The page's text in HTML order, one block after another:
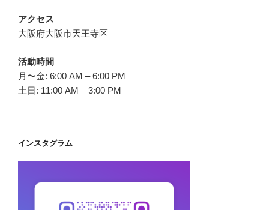
アクセス
大阪府大阪市天王寺区
活動時間
月〜金: 6:00 AM – 6:00 PM
土日: 11:00 AM – 3:00 PM
インスタグラム